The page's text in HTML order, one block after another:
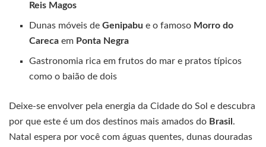
Reis Magos
Dunas móveis deGenipabu e o famoso Morro do
Careca em Ponta Negra
Gastronomia rica em frutos do mar e pratos típicos
como o baião de dois
Deixe-se envolver pela energia da Cidade do Sol e descubra
por que este é um dos destinos mais amados do Brasil .
Natal espera por você com águas quentes, dunas douradas